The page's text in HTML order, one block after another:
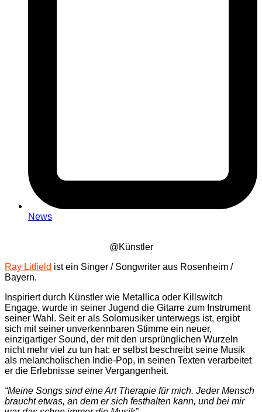
News
@Künstler
Ray Litfield ist ein Singer / Songwriter aus Rosenheim /
Bayern.
Inspiriert durch Künstler wie Metallica oder Killswitch
Engage, wurde in seiner Jugend die Gitarre zum Instrument
seiner Wahl. Seit er als Solomusiker unterwegs ist, ergibt
sich mit seiner unverkennbaren Stimme ein neuer,
einzigartiger Sound, der mit den ursprünglichen Wurzeln
nicht mehr viel zu tun hat: er selbst beschreibt seine Musik
als melancholischen Indie-Pop, in seinen Texten verarbeitet
er die Erlebnisse seiner Vergangenheit.
“Meine Songs sind eine Art Therapie für mich. Jeder Mensch
braucht etwas, an dem er sich festhalten kann, und bei mir